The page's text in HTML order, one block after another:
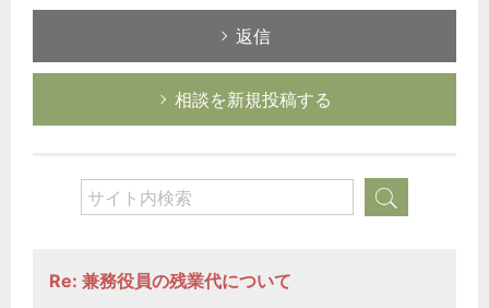
返信
相談を新規投稿する
Re: 兼務役員の残業代について